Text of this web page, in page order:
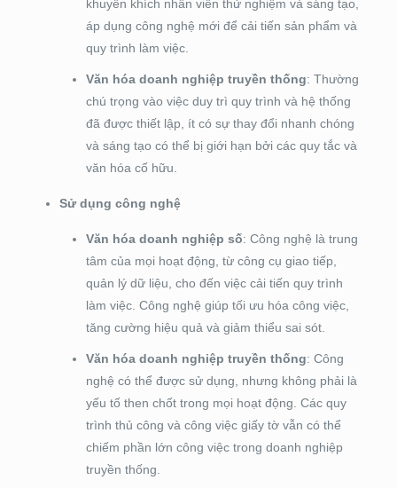
khuyến khích nhân viên thử nghiệm và sáng tạo,
áp dụng công nghệ mới để cải tiến sản phẩm và
quy trình làm việc.
Văn hóa doanh nghiệp truyền thống: Thường
chú trọng vào việc duy trì quy trình và hệ thống
đã được thiết lập, ít có sự thay đổi nhanh chóng
và sáng tạo có thể bị giới hạn bởi các quy tắc và
văn hóa cố hữu.
Sử dụng công nghệ
Văn hóa doanh nghiệp số: Công nghệ là trung
tâm của mọi hoạt động, từ công cụ giao tiếp,
quản lý dữ liệu, cho đến việc cải tiến quy trình
làm việc. Công nghệ giúp tối ưu hóa công việc,
tăng cường hiệu quả và giảm thiểu sai sót.
Văn hóa doanh nghiệp truyền thống: Công
nghệ có thể được sử dụng, nhưng không phải là
yếu tố then chốt trong mọi hoạt động. Các quy
trình thủ công và công việc giấy tờ vẫn có thể
chiếm phần lớn công việc trong doanh nghiệp
truyền thống.